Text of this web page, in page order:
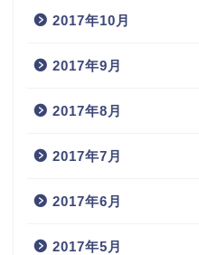
2017年10月
2017年9月
2017年8月
2017年7月
2017年6月
2017年5月